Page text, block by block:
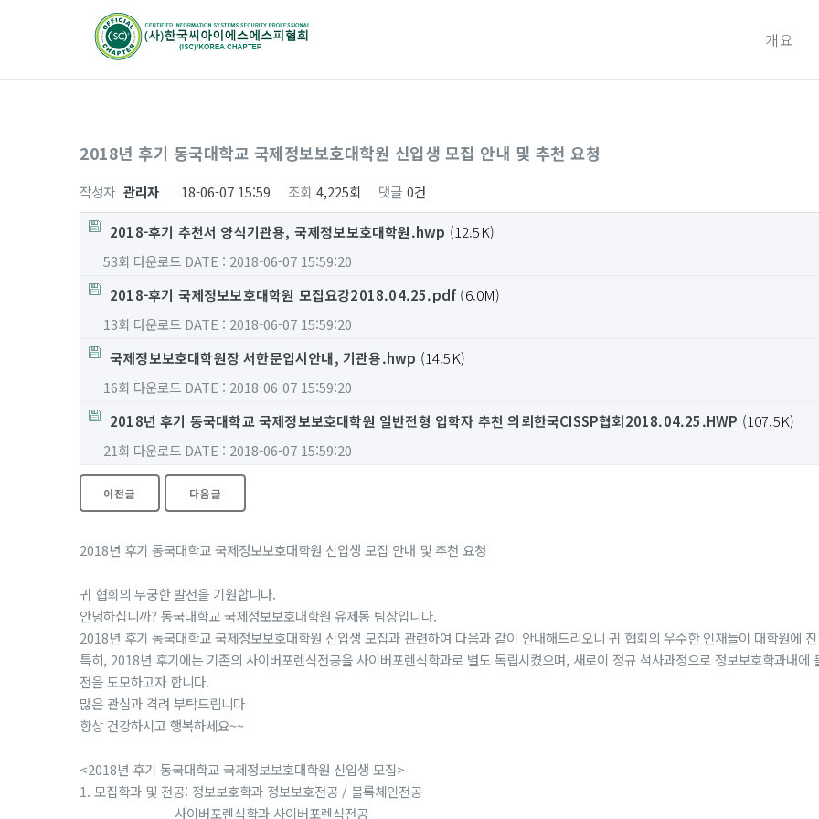
개요
2018년 후기 동국대학교 국제정보보호대학원 신입생 모집 안내 및 추천 요청
작성자 관리자 18-06-07 15:59 조회 4,225회 댓글 0건
2018-후기 추천서 양식기관용, 국제정보보호대학원.hwp (12.5K)
53회 다운로드 DATE : 2018-06-07 15:59:20
2018-후기 국제정보보호대학원 모집요강2018.04.25.pdf (6.0M)
13회 다운로드 DATE : 2018-06-07 15:59:20
국제정보보호대학원장 서한문입시안내, 기관용.hwp (14.5K)
16회 다운로드 DATE : 2018-06-07 15:59:20
2018년 후기 동국대학교 국제정보보호대학원 일반전형 입학자 추천 의뢰한국CISSP협회2018.04.25.HWP (107.5K)
21회 다운로드 DATE : 2018-06-07 15:59:20
이전글 다음글
2018년 후기 동국대학교 국제정보보호대학원 신입생 모집 안내 및 추천 요청
귀 협회의 무궁한 발전을 기원합니다.
안녕하십니까? 동국대학교 국제정보보호대학원 유제동 팀장입니다.
2018년 후기 동국대학교 국제정보보호대학원 신입생 모집과 관련하여 다음과 같이 안내해드리오니 귀 협회의 우수한 인재들이 대학원에
특히, 2018년 후기에는 기존의 사이버포렌식전공을 사이버포렌식학과로 별도 독립시켰으며, 새로이 정규 석사과정으로 정보보호학과내
전을 도모하고자 합니다.
많은 관심과 격려 부탁드립니다
항상 건강하시고 행복하세요~~
<2018년 후기 동국대학교 국제정보보호대학원 신입생 모집>
1. 모집학과 및 전공: 정보보호학과 정보보호전공 / 블록체인전공
사이버포렌식학과 사이버포렌식전공